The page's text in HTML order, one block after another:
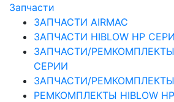
Запчасти
ЗАПЧАСТИ AIRMAC
ЗАПЧАСТИ HIBLOW HP
ЗАПЧАСТИ/РЕМКОМПЛЕКТЫ
СЕРИИ
ЗАПЧАСТИ/РЕМКОМПЛЕКТЫ
РЕМКОМПЛЕКТЫ HIBLOW